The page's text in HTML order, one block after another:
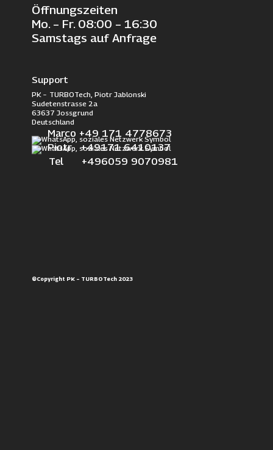
Öffnungszeiten
Mo. – Fr. 08:00 – 16:30
Samstags auf Anfrage
Support
PK – TURBOTech, Piotr Jablonski
Sudetenstrasse 2a
63637 Jossgrund
Deutschland
Marco +49 171 4778673
Piotr +49171 6410137
Tel +496059 9070981
©Copyright PK – TURBOTech 2023